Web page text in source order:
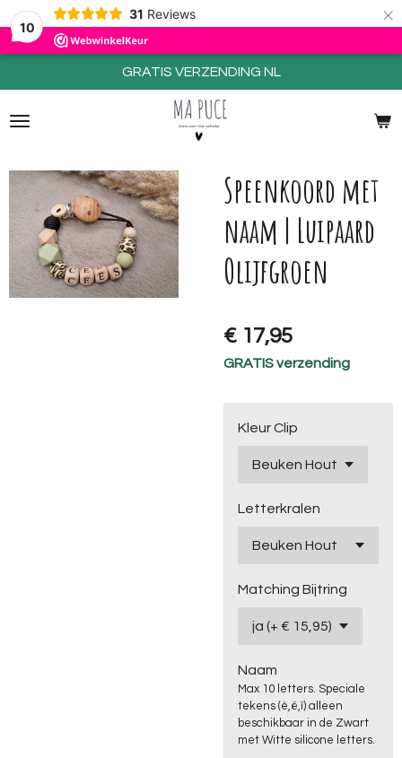
10
31 Reviews ×
GRATIS VERZENDING NL
Speenkoord met
naam | Luipaard
Olijfgroen
€ 17,95
GRATIS verzending
Kleur Clip
Letterkralen
Matching Bijtring
Naam
Max 10 letters. Speciale
tekens (é,ë,ï) alleen
beschikbaar in de Zwart
met Witte silicone letters.